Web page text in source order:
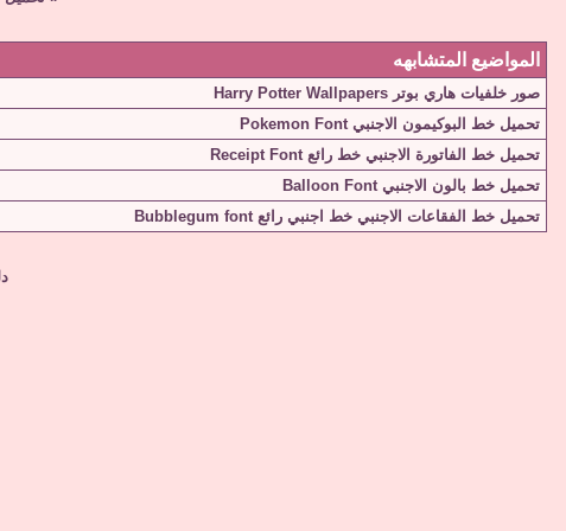
المواضيع المتشابهه
صور خلفيات هاري بوتر Harry Potter Wallpapers
تحميل خط البوكيمون الاجنبي Pokemon Font
تحميل خط الفاتورة الاجنبي خط رائع Receipt Font
تحميل خط بالون الاجنبي Balloon Font
تحميل خط الفقاعات الاجنبي خط اجنبي رائع Bubblegum font